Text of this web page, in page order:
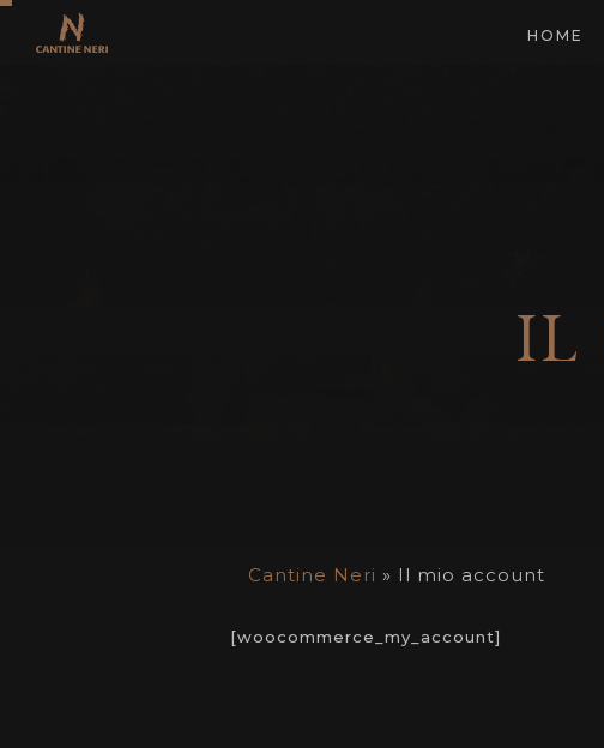
HOME
IL
Cantine Neri » Il mio account
[woocommerce_my_account]